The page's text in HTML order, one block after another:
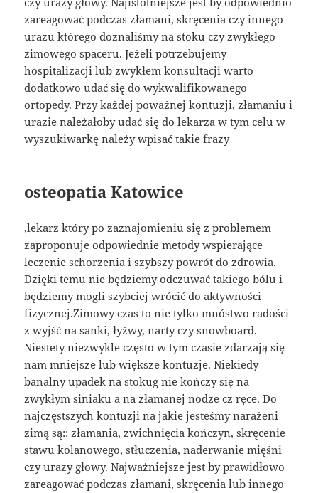
zareagować podczas złamani, skręcenia czy innego
urazu którego doznaliśmy na stoku czy zwykłego
zimowego spaceru. Jeżeli potrzebujemy
hospitalizacji lub zwykłem konsultacji warto
dodatkowo udać się do wykwalifikowanego
ortopedy. Przy każdej poważnej kontuzji, złamaniu i
urazie należałoby udać się do lekarza w tym celu w
wyszukiwarkę należy wpisać takie frazy
osteopatia Katowice
,lekarz który po zaznajomieniu się z problemem
zaproponuje odpowiednie metody wspierające
leczenie schorzenia i szybszy powrót do zdrowia.
Dzięki temu nie będziemy odczuwać takiego bólu i
będziemy mogli szybciej wrócić do aktywności
fizycznej.Zimowy czas to nie tylko mnóstwo radości
z wyjść na sanki, łyżwy, narty czy snowboard.
Niestety niezwykle często w tym czasie zdarzają się
nam mniejsze lub większe kontuzje. Niekiedy
banalny upadek na stokug nie kończy się na
zwykłym siniaku a na złamanej nodze cz ręce. Do
najczęstszych kontuzji na jakie jesteśmy narażeni
zimą są:: złamania, zwichnięcia kończyn, skręcenie
stawu kolanowego, stłuczenia, naderwanie mięśni
czy urazy głowy. Najważniejsze jest by prawidłowo
zareagować podczas złamani, skręcenia lub innego